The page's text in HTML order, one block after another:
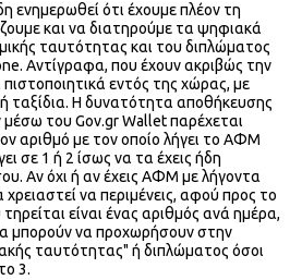
ενημερωθεί ότι έχουμε πλέον τη
και να διατηρούμε τα ψηφιακά
ταυτότητας και του διπλώματος
Αντίγραφα, που έχουν ακριβώς την
εντός της χώρας, με
ταξίδια. Η δυνατότητα αποθήκευσης
του Gov.gr Wallet παρέχεται
αριθμό με τον οποίο λήγει το ΑΦΜ
σε 1 ή 2 ίσως να τα έχεις ήδη
Αν όχι ή αν έχεις ΑΦΜ με λήγοντα
να περιμένεις, αφού προς το
είναι ένας αριθμός ανά ημέρα,
μπορούν να προχωρήσουν στην
ταυτότητας" ή διπλώματος όσοι
3.